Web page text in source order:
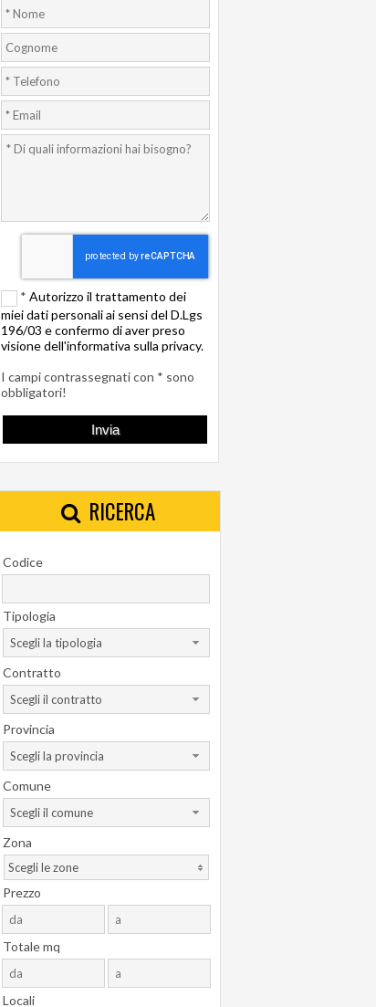
* Autorizzo il trattamento dei
miei dati personali ai sensi del D.Lgs
196/03 e confermo di aver preso
visione dell'informativa sulla privacy.
I campi contrassegnati con * sono
obbligatori!
RICERCA
Codice
Tipologia
Scegli la tipologia
Contratto
Scegli il contratto
Provincia
Scegli la provincia
Comune
Scegli il comune
Zona
Scegli le zone
Prezzo
Totale mq
Locali